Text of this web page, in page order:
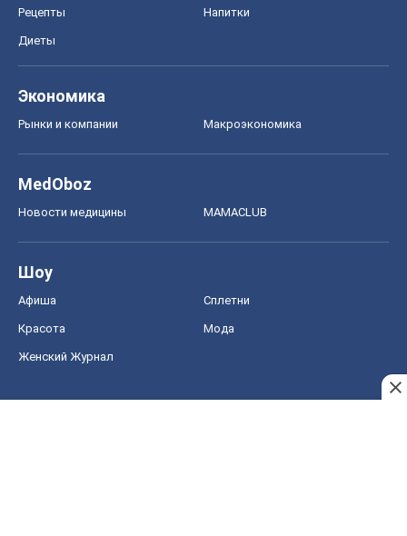
Рецепты Напитки
Диеты
Экономика
Рынки и компании Mакроэкономика
MedOboz
Новости медицины MAMACLUB
Шоу
Афиша Сплетни
Красота Мода
Женский Журнал